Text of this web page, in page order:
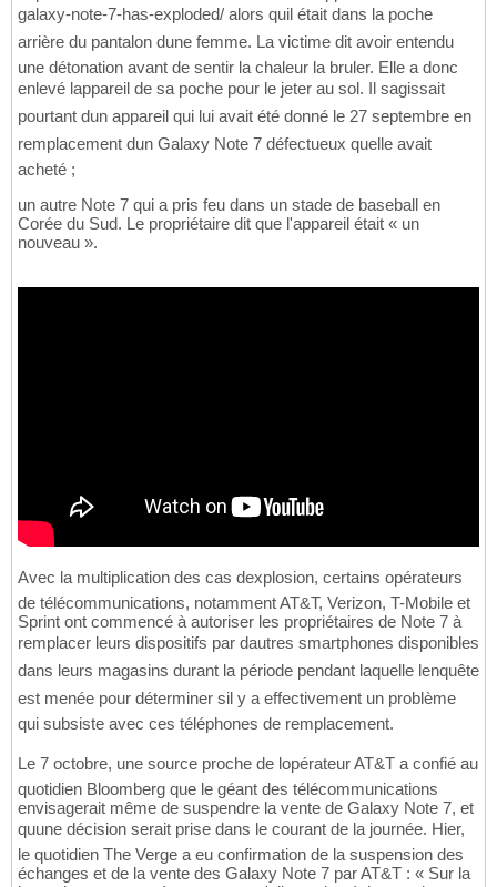
galaxy-note-7-has-exploded/ alors quil était dans la poche
arrière du pantalon dune femme. La victime dit avoir entendu
une détonation avant de sentir la chaleur la bruler. Elle a donc
enlevé lappareil de sa poche pour le jeter au sol. Il sagissait
pourtant dun appareil qui lui avait été donné le 27 septembre en
remplacement dun Galaxy Note 7 défectueux quelle avait
acheté ;
un autre Note 7 qui a pris feu dans un stade de baseball en
Corée du Sud. Le propriétaire dit que l'appareil était « un
nouveau ».
Avec la multiplication des cas dexplosion, certains opérateurs
de télécommunications, notamment AT&T, Verizon, T-Mobile et
Sprint ont commencé à autoriser les propriétaires de Note 7 à
remplacer leurs dispositifs par dautres smartphones disponibles
dans leurs magasins durant la période pendant laquelle lenquête
est menée pour déterminer sil y a effectivement un problème
qui subsiste avec ces téléphones de remplacement.
Le 7 octobre, une source proche de lopérateur AT&T a confié au
quotidien Bloomberg que le géant des télécommunications
envisagerait même de suspendre la vente de Galaxy Note 7, et
quune décision serait prise dans le courant de la journée. Hier,
le quotidien The Verge a eu confirmation de la suspension des
échanges et de la vente des Galaxy Note 7 par AT&T : « Sur la